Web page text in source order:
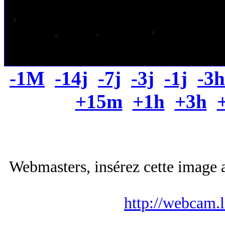
-1M -14j -7j -3j -1j -3h
+15m +1h +3h
Webmasters, insérez cette
http://